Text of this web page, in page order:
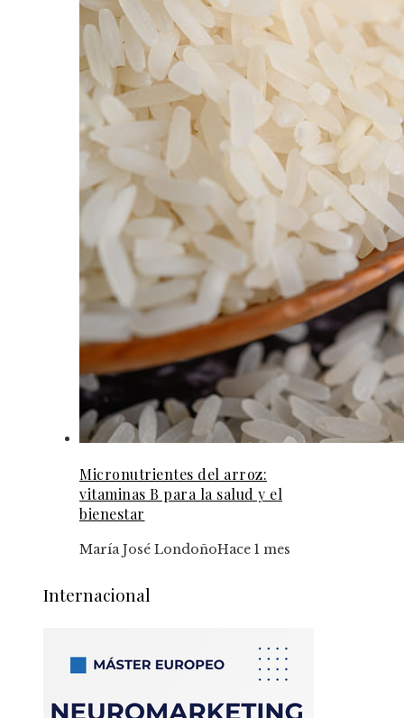
Micronutrientes del arroz:
vitaminas B para la salud y el
bienestar
María José LondoñoHace 1 mes
Internacional